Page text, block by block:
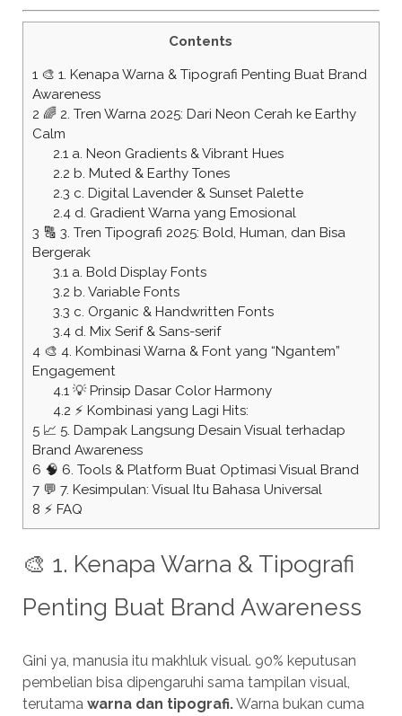
Contents
1🎨 1. Kenapa Warna & Tipografi Penting Buat Brand
Awareness
2 🌈 2. Tren Warna 2025: Dari Neon Cerah ke Earthy
Calm
2.1a. Neon Gradients & Vibrant Hues
2.2 b. Muted & Earthy Tones
2.3 c. Digital Lavender & Sunset Palette
2.4d. Gradient Warna yang Emosional
3 🔠 3. Tren Tipografi 2025: Bold, Human, dan Bisa
Bergerak
3.1a. Bold Display Fonts
3.2 b. Variable Fonts
3.3 c. Organic & Handwritten Fonts
3.4d. Mix Serif & Sans-serif
4🎨 4. Kombinasi Warna & Font yang “Ngantem”
Engagement
4.1💡 Prinsip Dasar Color Harmony
4.2 ⚡ Kombinasi yang Lagi Hits:
5📈 5. Dampak Langsung Desain Visual terhadap
Brand Awareness
6 🧠 6. Tools & Platform Buat Optimasi Visual Brand
7💬 7. Kesimpulan: Visual Itu Bahasa Universal
8 ⚡ FAQ
🎨 1. Kenapa Warna & Tipografi
Penting Buat Brand Awareness
Gini ya, manusia itu makhluk visual. 90% keputusan
pembelian bisa dipengaruhi sama tampilan visual,
terutama warna dan tipografi.Warna bukan cuma